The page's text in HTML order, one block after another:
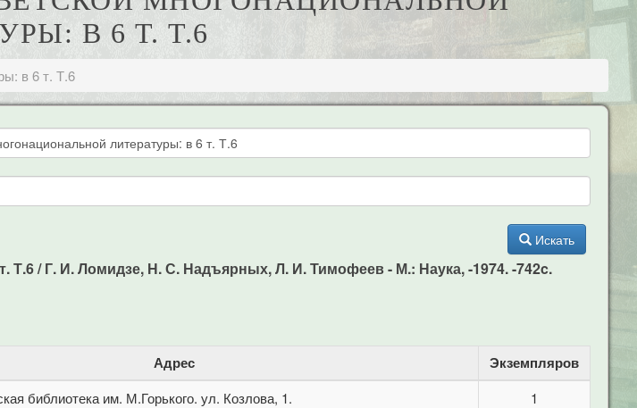
В 6 Т. Т.6
в 6 т. Т.6
Искать
Т.6 / Г. И. Ломидзе, Н. С. Надъярных, Л. И. Тимофеев - М.: Наука, -1974. -742c.
Адрес Экземпляров
библиотека им. М.Горького. ул. Козлова, 1. 1